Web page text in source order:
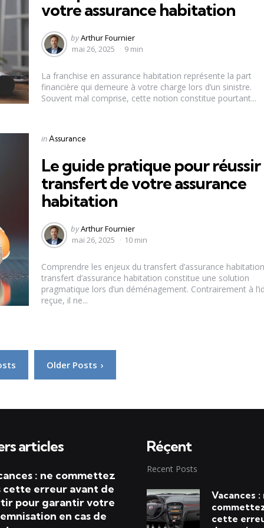
votre assurance habitation
Posted
by
byArthur Fournier
mai 26, 2025
9 min
La franchise en assurance habitation représente la part
financière qui demeure à votre charge lors d’un sinistre.
Souvent mal comprise, cette notion constitue pourtant...
Categories
Posted
in Assurance
Le guide pratique pour réussir
transfert de votre assurance
habitation
Posted
by
byArthur Fournier
mai 26, 2025
10 min
Comprendre les enjeux du transfert d’assurance
transfert d’assurance habitation constitue une solution
pragmatique lors d’un déménagement. Contrairement à
reçue, il ne...
Older Posts
articles
: ne commettez
cette erreur avant de
pour garantir votre
en cas de
Réçent
Recent Posts
Vacances :
cette